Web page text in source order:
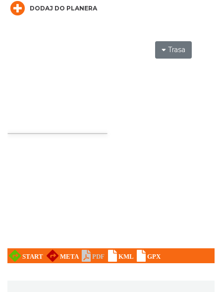
10.22 km
10.26 km
2026-08-14
10.30 km
DODAJ DO PLANERA
Trasa